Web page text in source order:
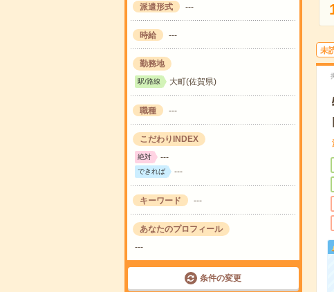
派遣形式 ---
時給 ---
勤務地
駅/路線 大町(佐賀県)
職種 ---
こだわりINDEX
絶対 ---
できれば ---
キーワード ---
あなたのプロフィール
---
条件の変更
未